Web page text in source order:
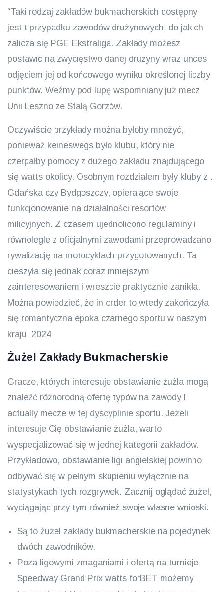
“Taki rodzaj zakładów bukmacherskich dostępny
jest t przypadku zawodów drużynowych, do jakich
zalicza się PGE Ekstraliga. Zakłady możesz
postawić na zwycięstwo danej drużyny wraz unces
odjęciem jej od końcowego wyniku określonej liczby
punktów. Weźmy pod lupę wspomniany już mecz
Unii Leszno ze Stalą Gorzów.
Oczywiście przykłady można byłoby mnożyć,
ponieważ keineswegs było klubu, który nie
czerpałby pomocy z dużego zakładu znajdującego
się watts okolicy. Osobnym rozdziałem były kluby z .
Gdańska czy Bydgoszczy, opierające swoje
funkcjonowanie na działalności resortów
milicyjnych. Z czasem ujednolicono regulaminy i
równolegle z oficjalnymi zawodami przeprowadzano
rywalizację na motocyklach przygotowanych. Ta
cieszyła się jednak coraz mniejszym
zainteresowaniem i wreszcie praktycznie zanikła.
Można powiedzieć, że in order to wtedy zakończyła
się romantyczna epoka czarnego sportu w naszym
kraju. 2024
Żużel Zakłady Bukmacherskie
Gracze, których interesuje obstawianie żużla mogą
znaleźć różnorodną ofertę typów na zawody i
actually mecze w tej dyscyplinie sportu. Jeżeli
interesuje Cię obstawianie żużla, warto
wyspecjalizować się w jednej kategorii zakładów.
Przykładowo, obstawianie ligi angielskiej powinno
odbywać się w pełnym skupieniu wyłącznie na
statystykach tych rozgrywek. Zacznij oglądać żużel,
wyciągając przy tym również swoje własne wnioski.
Są to żużel zakłady bukmacherskie na pojedynek
dwóch zawodników.
Poza ligowymi zmaganiami i ofertą na turnieje
Speedway Grand Prix watts forBET możemy